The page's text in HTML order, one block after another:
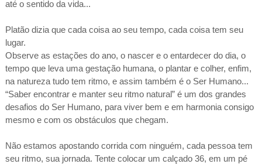
até o sentido da vida...
Platão dizia que cada coisa ao seu tempo, cada coisa tem seu
lugar.
Observe as estações do ano, o nascer e o entardecer do dia, o
tempo que leva uma gestação humana, o plantar e colher, enfim,
na natureza tudo tem ritmo, e assim também é o Ser Humano...
“Saber encontrar e manter seu ritmo natural” é um dos grandes
desafios do Ser Humano, para viver bem e em harmonia consigo
mesmo e com os obstáculos que chegam.
Não estamos apostando corrida com ninguém, cada pessoa tem
seu ritmo, sua jornada. Tente colocar um calçado 36, em um pé